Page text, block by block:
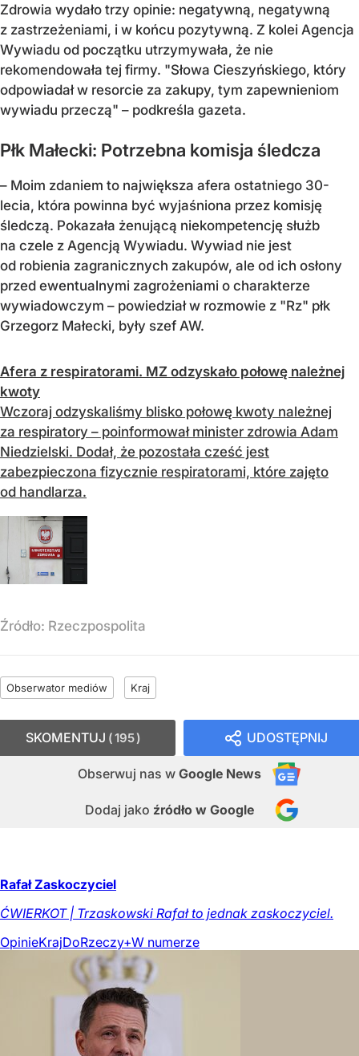
Zdrowia wydało trzy opinie: negatywną, negatywną
z zastrzeżeniami, i w końcu pozytywną. Z kolei Agencja
Wywiadu od początku utrzymywała, że nie
rekomendowała tej firmy. "Słowa Cieszyńskiego, który
odpowiadał w resorcie za zakupy, tym zapewnieniom
wywiadu przeczą" – podkreśla gazeta.
Płk Małecki: Potrzebna komisja śledcza
– Moim zdaniem to największa afera ostatniego 30-
lecia, która powinna być wyjaśniona przez komisję
śledczą. Pokazała żenującą niekompetencję służb
na czele z Agencją Wywiadu. Wywiad nie jest
od robienia zagranicznych zakupów, ale od ich osłony
przed ewentualnymi zagrożeniami o charakterze
wywiadowczym – powiedział w rozmowie z "Rz" płk
Grzegorz Małecki, były szef AW.
Afera z respiratorami. MZ odzyskało połowę należnej
kwoty
Wczoraj odzyskaliśmy blisko połowę kwoty należnej
za respiratory – poinformował minister zdrowia Adam
Niedzielski. Dodał, że pozostała cześć jest
zabezpieczona fizycznie respiratorami, które zajęto
od handlarza.
Źródło: Rzeczpospolita
Obserwator mediów Kraj
UDOSTĘPNIJ
Obserwuj nas w Google News
Dodaj jako źródło w Google
SKOMENTUJ 195
Rafał Zaskoczyciel
ĆWIERKOT | Trzaskowski Rafał to jednak zaskoczyciel.
OpinieKrajDoRzeczy+W numerze